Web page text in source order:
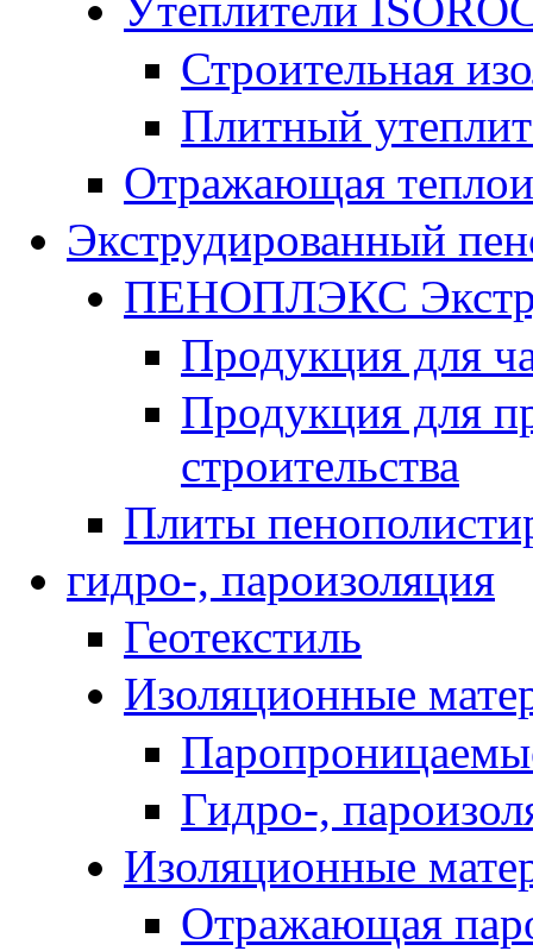
Утеплители
Строительная
Плитный
Отражающая
Экструдированный
ПЕНОПЛЭКС
Продукция для
Продукция для
строительства
Плиты
гидро-, пароизоляция
Геотекстиль
Изоляционные
Гидро-,
Изоляционные
Отражающая